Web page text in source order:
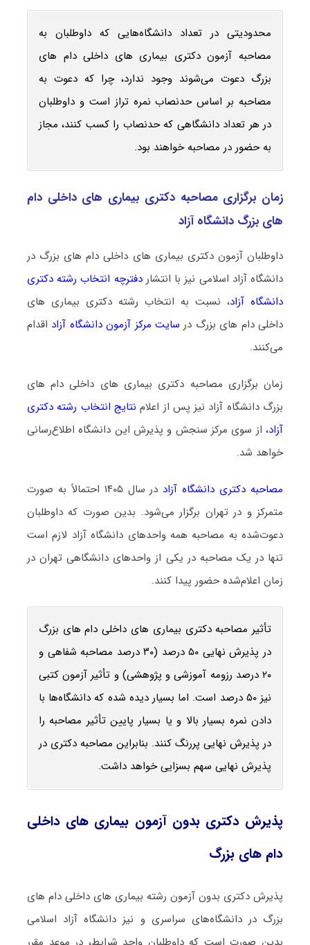
محدودیتی در تعداد دانشگاه‌هایی که داوطلبان به
مصاحبه آزمون دکتری بیماری ‌های داخلی دام‌ های
بزرگ دعوت می‌شوند وجود ندارد، چرا که دعوت به
مصاحبه بر اساس حدنصاب نمره تراز است و داوطلبان
در هر تعداد دانشگاهی که حدنصاب را کسب کنند، مجاز
به حضور در مصاحبه خواهند بود.
زمان برگزاری مصاحبه دکتری بیماری ‌های داخلی دام‌
های بزرگ دانشگاه آزاد
داوطلبان آزمون دکتری بیماری ‌های داخلی دام‌ های بزرگ در
دانشگاه آزاد اسلامی نیز با انتشاردفترچه انتخاب رشته دکتری
دانشگاه آزاد، نسبت به انتخاب رشته دکتری بیماری ‌های
داخلی دام‌ های بزرگ در سایت مرکز آزمون دانشگاه آزاد اقدام
می‌کنند.
زمان برگزاری مصاحبه دکتری بیماری ‌های داخلی دام‌ های
بزرگ دانشگاه آزاد نیز پس از اعلام نتایج انتخاب رشته دکتری
آزاد، از سوی مرکز سنجش و پذیرش این دانشگاه اطلاع‌رسانی
خواهد شد.
مصاحبه دکتری دانشگاه آزاد
در سال ۱۴۰۵ احتمالاً به صورت
متمرکز و در تهران برگزار می‌شود. بدین صورت که داوطلبان
دعوت‌شده به مصاحبه همه واحدهای دانشگاه آزاد لازم است
تنها در یک مصاحبه در یکی از واحدهای دانشگاهی تهران در
زمان اعلام‌شده حضور پیدا کنند.
تأثیر مصاحبه دکتری بیماری ‌های داخلی دام‌ های بزرگ
در پذیرش نهایی ۵۰ درصد (۳۰ درصد مصاحبه شفاهی و
۲۰ درصد رزومه آموزشی و پژوهشی) و تأثیر آزمون کتبی
نیز ۵۰ درصد است. اما بسیار دیده شده که دانشگاه‌ها با
دادن نمره بسیار بالا و یا بسیار پایین تأثیر مصاحبه را
در پذیرش نهایی پررنگ کنند. بنابراین مصاحبه دکتری در
پذیرش نهایی سهم بسزایی خواهد داشت.
پذیرش دکتری بدون آزمون بیماری ‌های داخلی
دام‌ های بزرگ
پذیرش دکتری بدون آزمون رشته بیماری ‌های داخلی دام‌ های
بزرگ در دانشگاه‌های سراسری و نیز دانشگاه آزاد اسلامی